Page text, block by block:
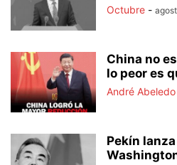
Octubre -
China no
lo peor es
André
Pekín